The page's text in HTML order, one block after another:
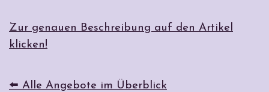
Zur genauen Beschreibung auf den Artikel
klicken!
⬅️ Alle Angebote im Überblick